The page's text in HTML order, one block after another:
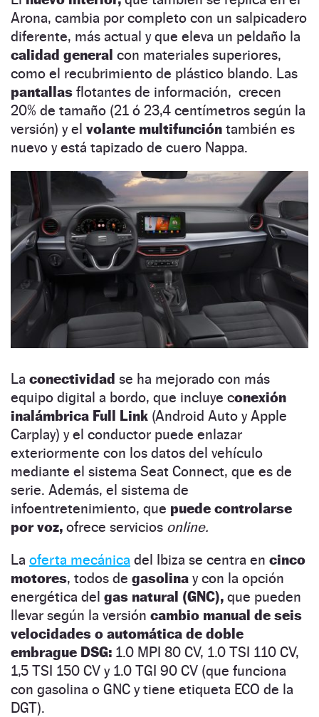
Arona, cambia por completo con un salpicadero
diferente, más actual y que eleva un peldaño la
calidad general con materiales superiores,
como el recubrimiento de plástico blando. Las
pantallas flotantes de información, crecen
20% de tamaño (21 ó 23,4 centímetros según la
versión) y el volante multifunción también es
nuevo y está tapizado de cuero Nappa.
La conectividad se ha mejorado con más
equipo digital a bordo, que incluye conexión
inalámbrica Full Link (Android Auto y Apple
Carplay) y el conductor puede enlazar
exteriormente con los datos del vehículo
mediante el sistema Seat Connect, que es de
serie. Además, el sistema de
infoentretenimiento, que puede controlarse
por voz, ofrece servicios online.
La oferta mecánica del Ibiza se centra en cinco
motores, todos de gasolina y con la opción
energética del gas natural (GNC), que pueden
llevar según la versión cambio manual de seis
velocidades o automática de doble
embrague DSG: 1.0 MPI 80 CV, 1.0 TSI 110 CV,
1,5 TSI 150 CV y 1.0 TGI 90 CV (que funciona
con gasolina o GNC y tiene etiqueta ECO de la
DGT).